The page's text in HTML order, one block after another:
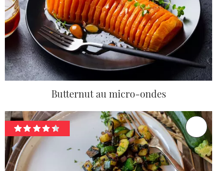
Butternut au micro-ondes